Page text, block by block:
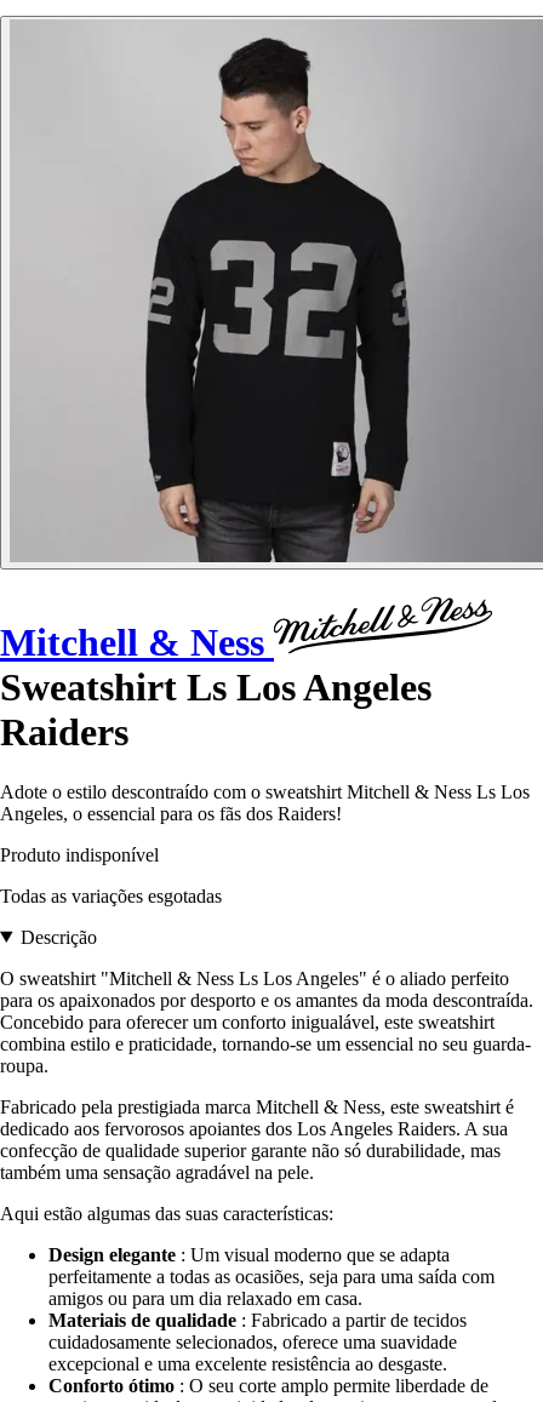
Mitchell & Ness
Sweatshirt Ls Los Angeles
Raiders
Adote o estilo descontraído com o sweatshirt Mitchell & Ness Ls Los
Angeles, o essencial para os fãs dos Raiders!
Produto indisponível
Todas as variações esgotadas
Descrição
O sweatshirt "Mitchell & Ness Ls Los Angeles" é o aliado perfeito
para os apaixonados por desporto e os amantes da moda descontraída.
Concebido para oferecer um conforto inigualável, este sweatshirt
combina estilo e praticidade, tornando-se um essencial no seu guarda-
roupa.
Fabricado pela prestigiada marca Mitchell & Ness, este sweatshirt é
dedicado aos fervorosos apoiantes dos Los Angeles Raiders. A sua
confecção de qualidade superior garante não só durabilidade, mas
também uma sensação agradável na pele.
Aqui estão algumas das suas características:
Design elegante : Um visual moderno que se adapta
perfeitamente a todas as ocasiões, seja para uma saída com
amigos ou para um dia relaxado em casa.
Materiais de qualidade : Fabricado a partir de tecidos
cuidadosamente selecionados, oferece uma suavidade
excepcional e uma excelente resistência ao desgaste.
Conforto ótimo : O seu corte amplo permite liberdade de